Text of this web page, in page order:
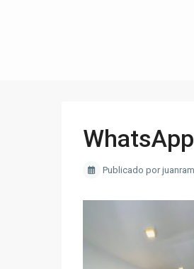
Publicado por